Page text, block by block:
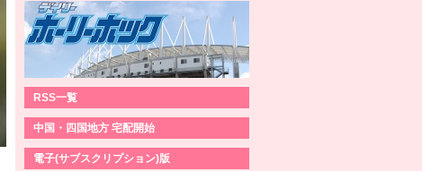
RSS一覧
中国・四国地方 宅配開始
電子(サブスクリプション)版